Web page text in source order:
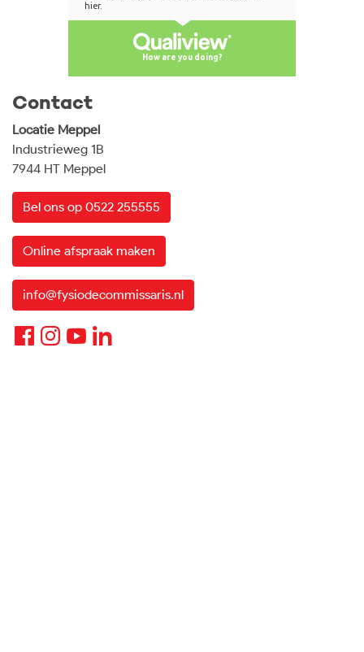
Contact
Locatie Meppel
Industrieweg 1B
7944 HT Meppel
Bel ons op 0522 255555
Online afspraak maken
info@fysiodecommissaris.nl